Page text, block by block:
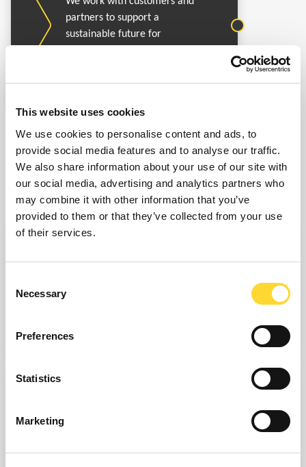
This website uses cookies
We use cookies to personalise content and ads, to
provide social media features and to analyse our traffic.
We also share information about your use of our site with
our social media, advertising and analytics partners who
may combine it with other information that you’ve
provided to them or that they’ve collected from your use
of their services.
Selection
Necessary
Preferences
Statistics
Marketing
partners to support a
sustainable future for
ALLER VERS LES SOLUTIONS
dans vos activités.